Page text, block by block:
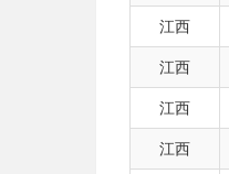
江西
江西
江西
江西